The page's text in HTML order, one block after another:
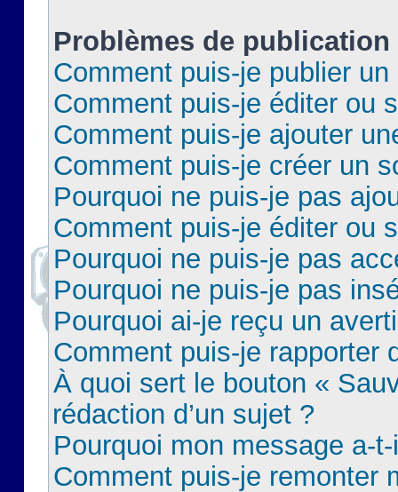
Problèmes de publication
Comment puis-je publier
Comment puis-je éditer ou
Comment puis-je ajouter
Comment puis-je créer un
Pourquoi ne puis-je pas
Comment puis-je éditer ou
Pourquoi ne puis-je pas
Pourquoi ne puis-je pas
Pourquoi ai-je reçu un
Comment puis-je rapporter
À quoi sert le bouton «
rédaction d’un sujet ?
Pourquoi mon message a-
Comment puis-je remonter